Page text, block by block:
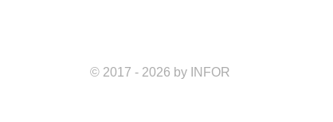
© 2017 - 2026 by INFOR